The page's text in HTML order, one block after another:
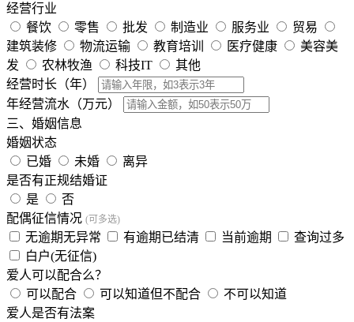
经营行业
餐饮
零售 批发 制造业 服务业
贸易
建筑装修
物流运输 教育培训 医疗健康
美容美
发
农林牧渔 科技IT
其他
经营时长（年）
年经营流水（万元）
三、婚姻信息
婚姻状态
已婚
未婚
离异
是否有正规结婚证
是
否
配偶征信情况 (可多选)
无逾期无异常 有逾期已结清 当前逾期
查询过多
白户(无征信)
爱人可以配合么？
可以配合
可以知道但不配合
不可以知道
爱人是否有法案